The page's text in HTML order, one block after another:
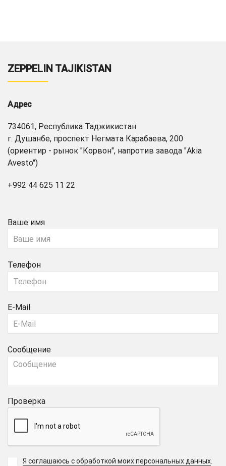
ZEPPELIN TAJIKISTAN
Адрес
734061, Республика Таджикистан
г. Душанбе, проспект Негмата Карабаева, 200
(ориентир - рынок "Корвон", напротив завода "Akia
Avesto")
+992 44 625 11 22
Ваше имя
Телефон
E-Mail
Сообщение
Проверка
Я соглашаюсь с обработкой моих персональных данных